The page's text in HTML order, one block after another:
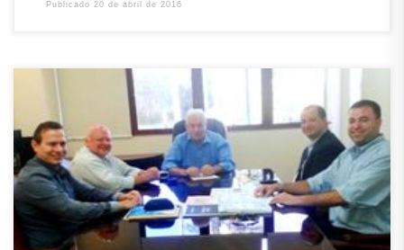
Publicado 20 de abril de 2016
O presidente do Iprev, Renato Hinnig, se reuniu na manhã
desta quarta-feira, (20), com o secretário de Administração
de Santa Catarina, João Matos, para apresentar-lhe o
projeto do censo previdenciário, que vem sendo
desenvolvido internamente, além de tratar de outras
demandas pertinentes ao Instituto de Previdência. Também
participaram do encontro […]